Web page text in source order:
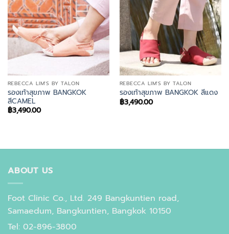
REBECCA LIM'S BY TALON
รองเท้าสุขภาพ BANGKOK
สีCAMEL
฿3,490.00
REBECCA LIM'S BY TALON
รองเท้าสุขภาพ BANGKOK สีแดง
฿3,490.00
ABOUT US
Foot Clinic Co., Ltd. 249 Bangkuntien road,
Samaedum, Bangkuntien, Bangkok 10150
Tel: 02-896-3800